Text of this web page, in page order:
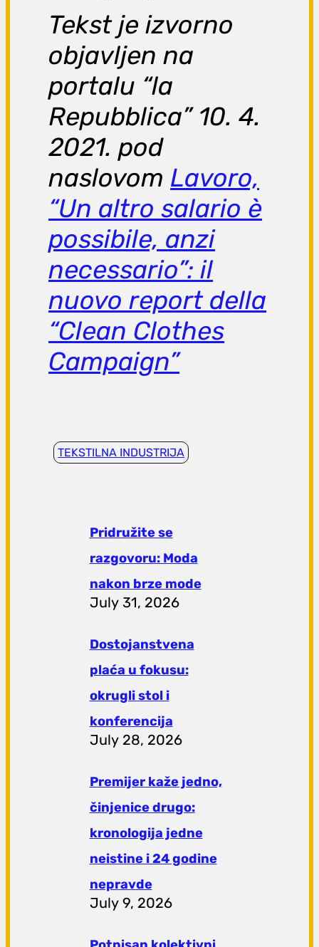
Tekst je izvorno
objavljen na
portalu “la
Repubblica” 10. 4.
2021. pod
naslovom Lavoro,
“Un altro salario è
possibile, anzi
necessario”: il
nuovo report della
“Clean Clothes
Campaign”
TEKSTILNA INDUSTRIJA
Pridružite se
razgovoru: Moda
nakon brze mode
July 31, 2026
Dostojanstvena
plaća u fokusu:
okrugli stol i
konferencija
July 28, 2026
Premijer kaže jedno,
činjenice drugo:
kronologija jedne
neistine i 24 godine
nepravde
July 9, 2026